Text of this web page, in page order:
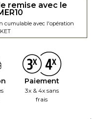
remise avec le
cumulable avec l'opération
Paiement
3x & 4x sans
frais